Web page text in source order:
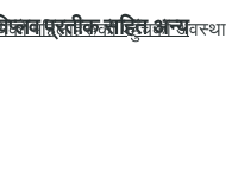
प्रतीक सहित अन्य
महिलाहरूको पहुँचको अवस्था